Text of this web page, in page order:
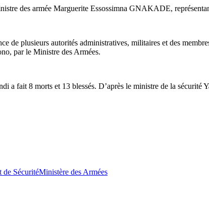
des armée Marguerite Essossimna GNAKADE,
de plusieurs autorités administratives, militaires et des
par le Ministre des Armées.
a fait 8 morts et 13 blessés. D’après le ministre de la
de SécuritéMinistère des Armées